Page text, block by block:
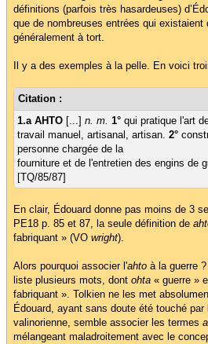
définitions (parfois très hasardeuses)
que de nombreuses entrées qui existaient
généralement à tort.
Il y a des exemples à la pelle. En voici
Citation :
1.a AHTO [...] n. m. 1° qui pratique l'art
travail manuel, artisanal, artisan. 2°
personne chargée de la
fourniture et de l'entretien des engins de
[TQ/85/87]
En clair, Édouard donne pas moins de 3
PE18 p. 85 et 87, la seule définition de
fabriquant » (VO wright).
Alors pourquoi associer l'ahto à la guerre
liste plusieurs mots, dont ohta « guerre »
fabriquant ». Tolkien ne les met
Édouard, ayant sans doute été touché
valinorienne, semble associer les termes
mélangeant maladroitement avec le